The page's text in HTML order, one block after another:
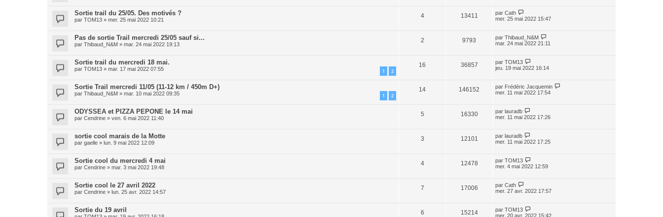
Sortie trail du 25/05. Des motivés ?
par TOM13 » mer. 25 mai 2022 10:21
4 13411 par Cath
mer. 25 mai 2022 15:47
Pas de sortie Trail mercredi 25/05 sauf si...
par Thibaud_N&M » mar. 24 mai 2022 19:13
2 9793 par Thibaud_N&M
mar. 24 mai 2022 21:11
Sortie trail du mercredi 18 mai.
par TOM13 » mar. 17 mai 2022 07:55 1 2
16 36857 par TOM13
jeu. 19 mai 2022 16:14
Sortie Trail mercredi 11/05 (11-12 km / 450m D+)
par Thibaud_N&M » mar. 10 mai 2022 09:35 1 2
14 146152 par Frédéric Jacquemin
mer. 11 mai 2022 17:54
ODYSSEA et PIZZA PEPONE le 14 mai
par Cendrine » ven. 6 mai 2022 11:40
5 16330 par lauradb
mer. 11 mai 2022 17:26
sortie cool marais de la Motte
par gaelle » lun. 9 mai 2022 12:09
3 12101 par lauradb
mer. 11 mai 2022 17:25
Sortie cool du mercredi 4 mai
par Cendrine » mar. 3 mai 2022 19:48
4 12478 par TOM13
mer. 4 mai 2022 12:59
Sortie cool le 27 avril 2022
par Cendrine » lun. 25 avr. 2022 14:57
7 17006 par Cath
mer. 27 avr. 2022 17:57
Sortie du 19 avril 6 15214 par TOM13
mer. 20 avr. 2022 15:42